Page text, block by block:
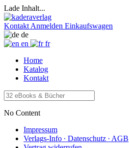
Lade Inhalt...
Kontakt Anmelden Einkaufswagen
de
en
fr
Home
Katalog
Kontakt
No Content
Impressum
Verlags-Info ∙ Datenschutz ∙ AGB